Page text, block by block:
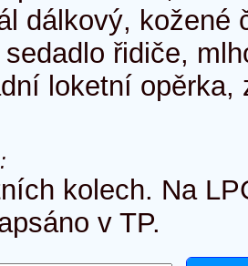
dálkový, kožené
řidiče,
loketní opěrka,
kolech. Na
v TP.